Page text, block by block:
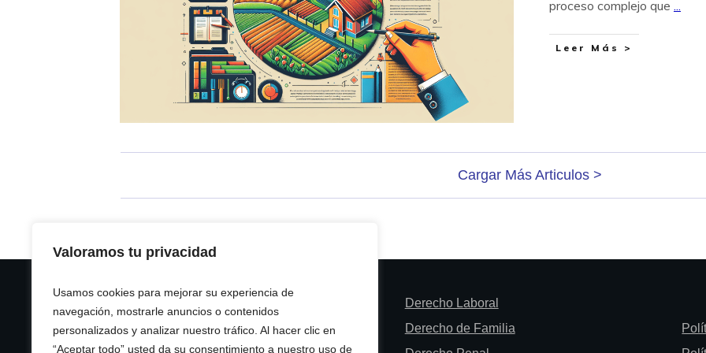
Valoramos tu privacidad
Usamos cookies para mejorar su experiencia de
navegación, mostrarle anuncios o contenidos
personalizados y analizar nuestro tráfico. Al hacer clic en
“Aceptar todo” usted da su consentimiento a nuestro uso de
proceso complejo que ...
Leer Más >
Cargar Más Articulos >
Derecho Laboral
Derecho de Familia